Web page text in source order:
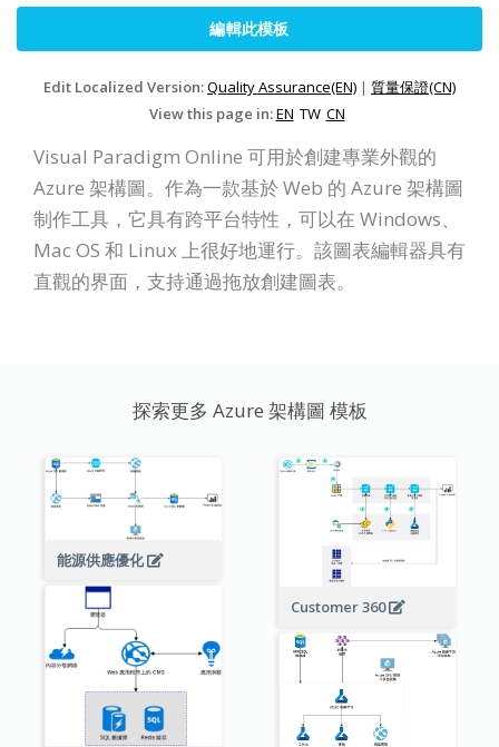
編輯此模板
Edit Localized Version:Quality Assurance(EN) | 質量保證(CN)
View this page in:EN TW CN
Visual Paradigm Online 可用於創建專業外觀的
Azure 架構圖。作為一款基於 Web 的 Azure 架構圖
制作工具，它具有跨平台特性，可以在 Windows、
Mac OS 和 Linux 上很好地運行。該圖表編輯器具有
直觀的界面，支持通過拖放創建圖表。
探索更多 Azure 架構圖 模板
能源供應優化
Customer 360